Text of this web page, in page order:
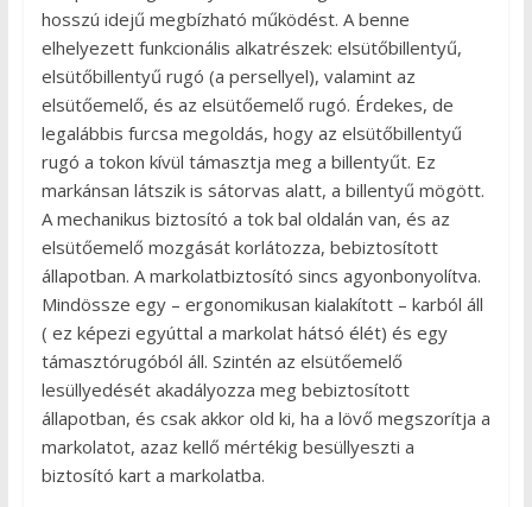
hosszú idejű megbízható működést. A benne
elhelyezett funkcionális alkatrészek: elsütőbillentyű,
elsütőbillentyű rugó (a persellyel), valamint az
elsütőemelő, és az elsütőemelő rugó. Érdekes, de
legalábbis furcsa megoldás, hogy az elsütőbillentyű
rugó a tokon kívül támasztja meg a billentyűt. Ez
markánsan látszik is sátorvas alatt, a billentyű mögött.
A mechanikus biztosító a tok bal oldalán van, és az
elsütőemelő mozgását korlátozza, bebiztosított
állapotban. A markolatbiztosító sincs agyonbonyolítva.
Mindössze egy – ergonomikusan kialakított – karból áll
( ez képezi egyúttal a markolat hátsó élét) és egy
támasztórugóból áll. Szintén az elsütőemelő
lesüllyedését akadályozza meg bebiztosított
állapotban, és csak akkor old ki, ha a lövő megszorítja a
markolatot, azaz kellő mértékig besüllyeszti a
biztosító kart a markolatba.